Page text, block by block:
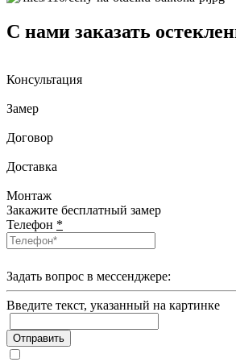
С нами заказать
Консультация
Замер
Договор
Доставка
Монтаж
Закажите бесплатный замер
Телефон *
Задать вопрос в мессенджере:
Введите текcт, указанный на картинке
Отправить